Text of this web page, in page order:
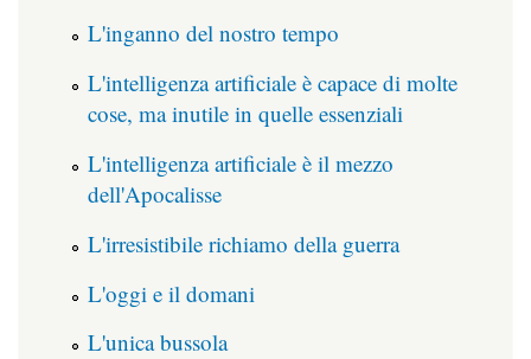
L'inganno del nostro tempo
L'intelligenza artificiale è capace di molte
cose, ma inutile in quelle essenziali
L'intelligenza artificiale è il mezzo
dell'Apocalisse
L'irresistibile richiamo della guerra
L'oggi e il domani
L'unica bussola